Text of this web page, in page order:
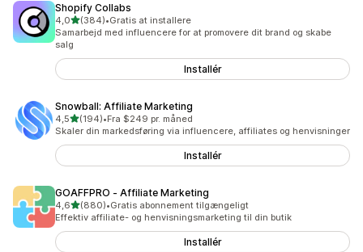
Shopify Collabs
4,0ud af 5 stjerner
(384)
384 anmeldelser i alt
•Gratis at installere
Samarbejd med influencere for at promovere dit brand og skabe
salg
Installér
Snowball: Affiliate Marketing
4,5ud af 5 stjerner
(194)
194 anmeldelser i alt
•Fra $249 pr. måned
Skaler din markedsføring via influencere, affiliates og henvisninger
Installér
GOAFFPRO ‑ Affiliate Marketing
4,6ud af 5 stjerner
(880)
880 anmeldelser i alt
•Gratis abonnement tilgængeligt
Effektiv affiliate- og henvisningsmarketing til din butik
Installér